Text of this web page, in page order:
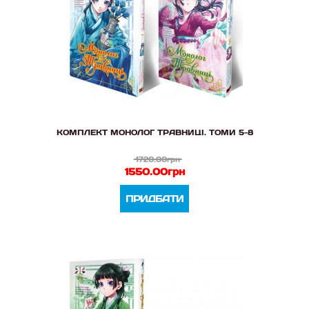
КОМПЛЕКТ МОНОЛОГ ТРАВНИЦІ. ТОМИ 5-8
1720.00грн
1550.00грн
ПРИДБАТИ